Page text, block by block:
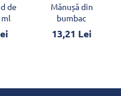
de
Mănușă din
bumbac
13,21 Lei